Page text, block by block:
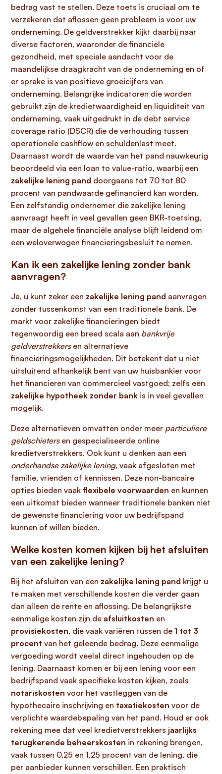
bedrag vast te stellen. Deze toets is cruciaal om te
verzekeren dat aflossen geen probleem is voor uw
onderneming. De geldverstrekker kijkt daarbij naar
diverse factoren, waaronder de financiële
gezondheid, met speciale aandacht voor de
maandelijkse draagkracht van de onderneming en of
er sprake is van positieve groeicijfers van
onderneming. Belangrijke indicatoren die worden
gebruikt zijn de kredietwaardigheid en liquiditeit van
onderneming, vaak uitgedrukt in de debt service
coverage ratio (DSCR) die de verhouding tussen
operationele cashflow en schuldenlast meet.
Daarnaast wordt de waarde van het pand nauwkeurig
beoordeeld via een loan to value-ratio, waarbij een
zakelijke lening pand doorgaans tot 70 tot 80
procent van pandwaarde gefinancierd kan worden.
Een zelfstandig ondernemer die zakelijke lening
aanvraagt heeft in veel gevallen geen BKR-toetsing,
maar de algehele financiële analyse blijft leidend om
een weloverwogen financieringsbesluit te nemen.
Kan ik een zakelijke lening zonder bank
aanvragen?
Ja, u kunt zeker een zakelijke lening pand aanvragen
zonder tussenkomst van een traditionele bank. De
markt voor zakelijke financieringen biedt
tegenwoordig een breed scala aan bankvrije
geldverstrekkersen alternatieve
financieringsmogelijkheden. Dit betekent dat u niet
uitsluitend afhankelijk bent van uw huisbankier voor
het financieren van commercieel vastgoed; zelfs een
zakelijke hypotheek zonder bank is in veel gevallen
mogelijk.
Deze alternatieven omvatten onder meer particuliere
geldschietersen gespecialiseerde online
kredietverstrekkers. Ook kunt u denken aan een
onderhandse zakelijke lening, vaak afgesloten met
familie, vrienden of kennissen. Deze non-bancaire
opties bieden vaak flexibele voorwaarden en kunnen
een uitkomst bieden wanneer traditionele banken niet
de gewenste financiering voor uw bedrijfspand
kunnen of willen bieden.
Welke kosten komen kijken bij het afsluiten
van een zakelijke lening?
Bij het afsluiten van een zakelijke lening pand krijgt u
te maken met verschillende kosten die verder gaan
dan alleen de rente en aflossing. De belangrijkste
eenmalige kosten zijn de afsluitkosten en
provisiekosten, die vaak variëren tussen de 1 tot 3
procent van het geleende bedrag. Deze eenmalige
vergoeding wordt veelal direct ingehouden op de
lening. Daarnaast komen er bij een lening voor een
bedrijfspand vaak specifieke kosten kijken, zoals
notariskosten voor het vastleggen van de
hypothecaire inschrijving en taxatiekosten voor de
verplichte waardebepaling van het pand. Houd er ook
rekening mee dat veel kredietverstrekkers jaarlijks
terugkerende beheerskosten in rekening brengen,
vaak tussen 0,25 en 1,25 procent van de lening, die
per aanbieder kunnen verschillen. Een praktisch